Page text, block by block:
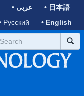
• عربى
• 日本語
Русский • English